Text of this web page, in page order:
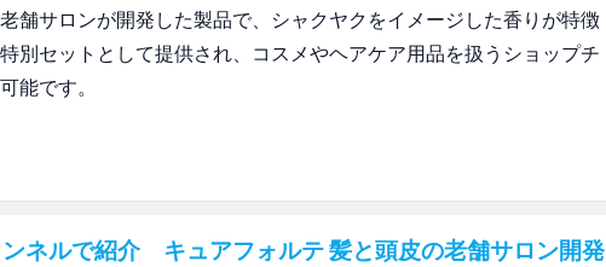
舗サロンが開発した製品で、シャクヤクをイメージした香りが特徴
別セットとして提供され、コスメやヘアケア用品を扱うショップチ
能です。
ネルで紹介 キュアフォルテ 髪と頭皮の老舗サロン開発